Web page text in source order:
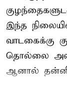
இந்த
வாடகைக்கு
தொல்லை
ஆனால்